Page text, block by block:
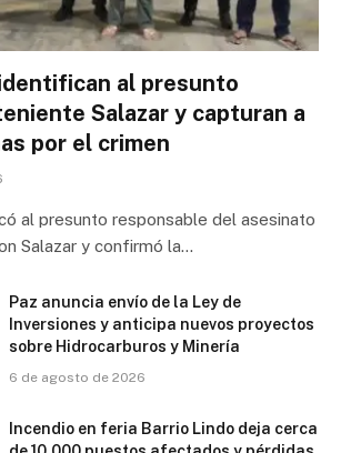
al presunto
Salazar y capturan a
por el crimen
al presunto responsable del asesinato
Salazar y confirmó la…
Paz anuncia envío de la Ley de
Inversiones y anticipa nuevos proyectos
sobre Hidrocarburos y Minería
6 de agosto de 2026
Incendio en feria Barrio Lindo deja cerca